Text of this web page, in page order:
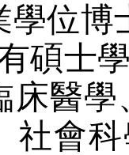
學位博
碩士
床醫
社會